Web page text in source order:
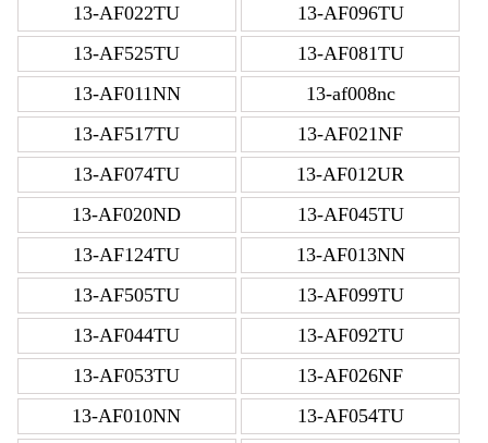
13-AF022TU
13-AF096TU
13-AF525TU
13-AF081TU
13-AF011NN
13-af008nc
13-AF517TU
13-AF021NF
13-AF074TU
13-AF012UR
13-AF020ND
13-AF045TU
13-AF124TU
13-AF013NN
13-AF505TU
13-AF099TU
13-AF044TU
13-AF092TU
13-AF053TU
13-AF026NF
13-AF010NN
13-AF054TU